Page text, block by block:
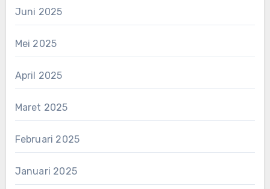
Juni 2025
Mei 2025
April 2025
Maret 2025
Februari 2025
Januari 2025